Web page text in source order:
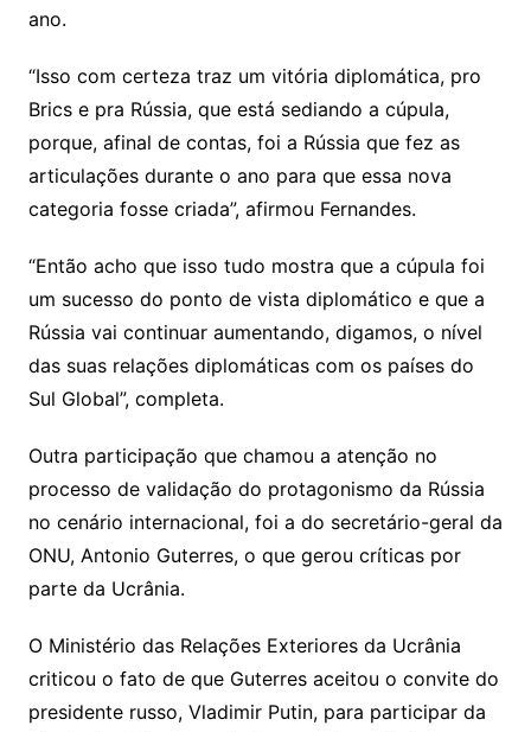
ano.
“Isso com certeza traz um vitória diplomática, pro
Brics e pra Rússia, que está sediando a cúpula,
porque, afinal de contas, foi a Rússia que fez as
articulações durante o ano para que essa nova
categoria fosse criada”, afirmou Fernandes.
“Então acho que isso tudo mostra que a cúpula foi
um sucesso do ponto de vista diplomático e que a
Rússia vai continuar aumentando, digamos, o nível
das suas relações diplomáticas com os países do
Sul Global”, completa.
Outra participação que chamou a atenção no
processo de validação do protagonismo da Rússia
no cenário internacional, foi a do secretário-geral da
ONU, Antonio Guterres, o que gerou críticas por
parte da Ucrânia.
O Ministério das Relações Exteriores da Ucrânia
criticou o fato de que Guterres aceitou o convite do
presidente russo, Vladimir Putin, para participar da